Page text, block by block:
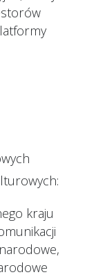
kraju